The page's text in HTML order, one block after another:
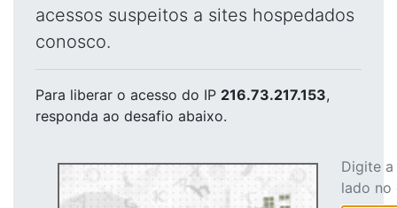
acessos suspeitos a sites hospedados
conosco.
Para liberar o acesso do IP 216.73.217.153,
responda ao desafio abaixo.
Digite
lado no